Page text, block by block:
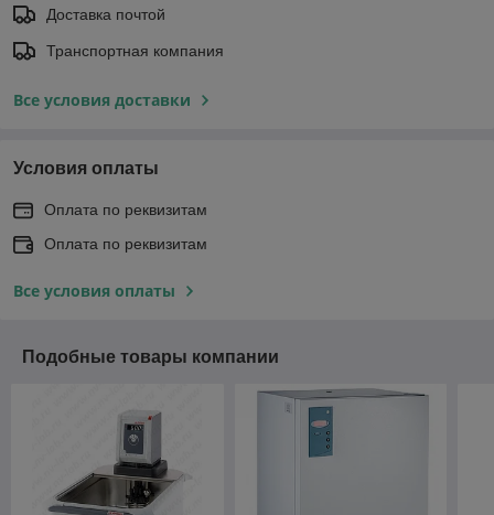
Доставка почтой
Транспортная компания
Все условия доставки
Условия оплаты
Оплата по реквизитам
Оплата по реквизитам
Все условия оплаты
Подобные товары компании